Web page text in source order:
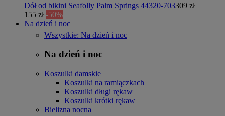
Dół od bikini Seafolly Palm Springs 44320-703309 zł
155 zł -50%
Na dzień i noc
Wszystkie: Na dzień i noc
Na dzień i noc
Koszulki damskie
Koszulki na ramiączkach
Koszulki długi rękaw
Koszulki krótki rękaw
Bielizna nocna